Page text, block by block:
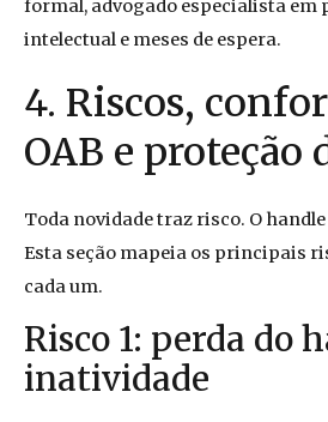
formal, advogado especialista em
intelectual e meses de espera.
4. Riscos,
OAB e proteção
Toda novidade traz risco. O
Esta seção mapeia os principais
cada um.
Risco 1: perda do
inatividade